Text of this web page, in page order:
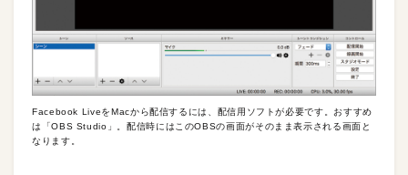
Facebook LiveをMacから配信するには、配信用ソフトが必要です。おすすめ
は「OBS Studio」。配信時にはこのOBSの画面がそのまま表示される画面と
なります。